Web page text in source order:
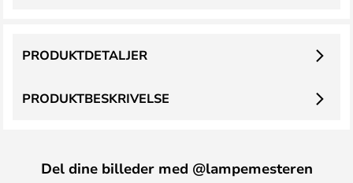
PRODUKTBESKRIVELSE
PRODUKTDETALJER
Del dine billeder med @lampemesteren